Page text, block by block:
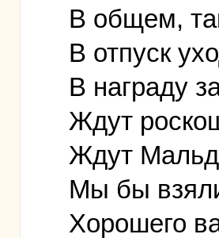
В общем,
В отпуск
В награду
Ждут
Ждут
Мы бы
Хорошего